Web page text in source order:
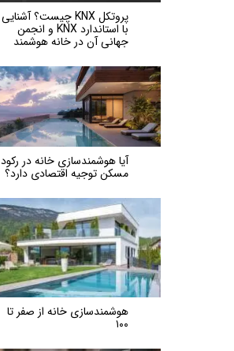
پروتکل KNX چیست؟ آشنایی
با استاندارد KNX و انجمن
جهانی آن در خانه هوشمند
آیا هوشمندسازی خانه در رکود
مسکن توجیه اقتصادی دارد؟
هوشمندسازی خانه از صفر تا
۱۰۰